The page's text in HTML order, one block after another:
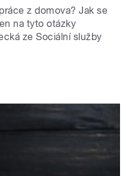
z domova? Jak se
na tyto otázky
ze Sociální služby